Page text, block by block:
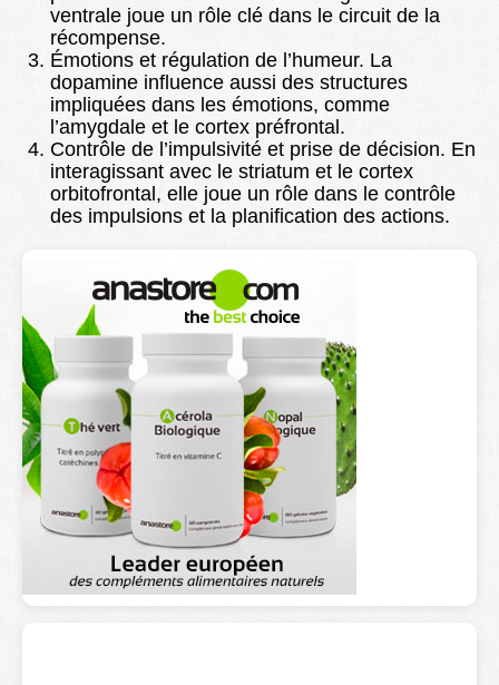
ventrale joue un rôle clé dans le circuit de la
récompense.
Émotions et régulation de l’humeur. La
dopamine influence aussi des structures
impliquées dans les émotions, comme
l’amygdale et le cortex préfrontal.
Contrôle de l’impulsivité et prise de décision. En
interagissant avec le striatum et le cortex
orbitofrontal, elle joue un rôle dans le contrôle
des impulsions et la planification des actions.